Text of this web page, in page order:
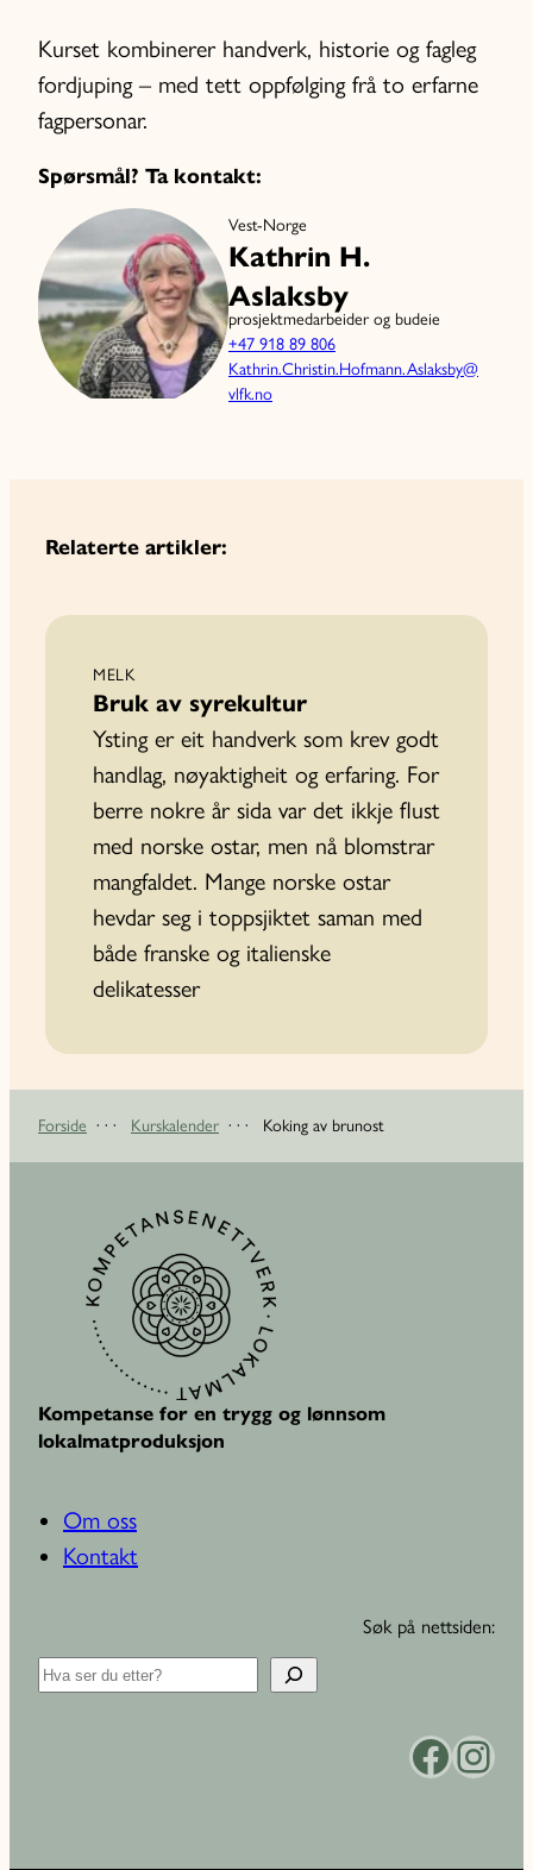
Kurset kombinerer handverk, historie og fagleg
fordjuping – med tett oppfølging frå to erfarne
fagpersonar.
Spørsmål? Ta kontakt:
Vest-Norge
Kathrin H.
Aslaksby
prosjektmedarbeider og budeie
+47 918 89 806
Kathrin.Christin.Hofmann.Aslaksby@
vlfk.no
Relaterte artikler:
MELK
Bruk av syrekultur
Ysting er eit handverk som krev godt
handlag, nøyaktigheit og erfaring. For
berre nokre år sida var det ikkje flust
med norske ostar, men nå blomstrar
mangfaldet. Mange norske ostar
hevdar seg i toppsjiktet saman med
både franske og italienske
delikatesser
Forside · · · Kurskalender · · · Koking av brunost
Kompetanse for en trygg og lønnsom
lokalmatproduksjon
Om oss
Kontakt
Søk på nettsiden:
S
ø
Facebook Instagram